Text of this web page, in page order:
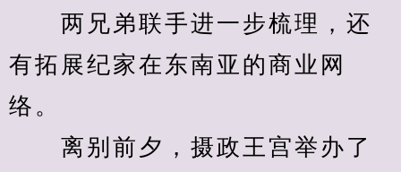
两兄弟联手进一步梳理，还
有拓展纪家在东南亚的商业网
络。
离别前夕，摄政王宫举办了